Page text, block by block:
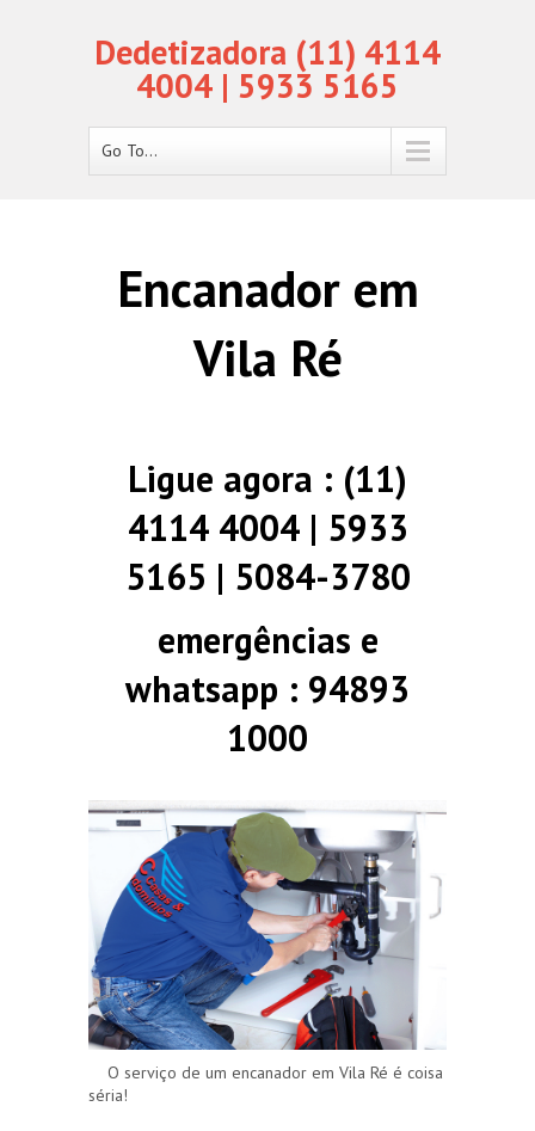
Dedetizadora (11) 4114
4004 | 5933 5165
Go To...
Encanador em
Vila Ré
Ligue agora : (11)
4114 4004 | 5933
5165 | 5084-3780
emergências e
whatsapp : 94893
1000
O serviço de um encanador em Vila Ré é coisa
séria!